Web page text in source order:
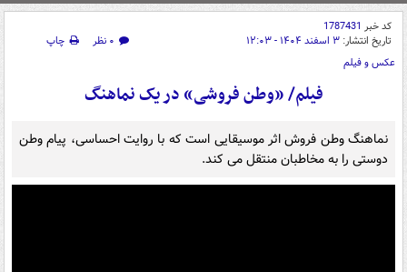
کد خبر 1787431
تاریخ انتشار: ۳ اسفند ۱۴۰۴ - ۱۲:۰۳ ۰ نظر
چاپ
عکس و فیلم
فیلم/ «وطن فروشی» در یک نماهنگ
نماهنگ وطن فروش اثر موسیقایی است که با روایت احساسی، پیام وطن
دوستی را به مخاطبان منتقل می کند.